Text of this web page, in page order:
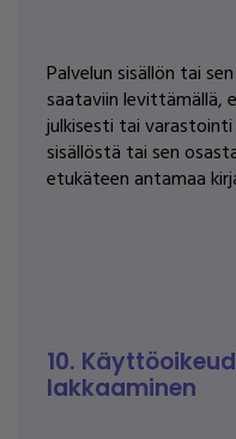
Palvelun sisällön tai
saataviin levittämällä,
julkisesti tai
sisällöstä tai sen
etukäteen antamaa
10.
lakkaaminen